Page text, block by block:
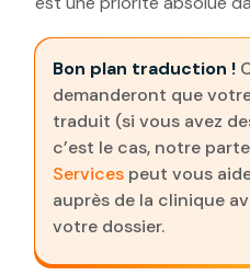
Bon plan traduction !
demanderont que
traduit (si vous avez
c’est le cas, notre
Services peut vous
auprès de la clinique
votre dossier.